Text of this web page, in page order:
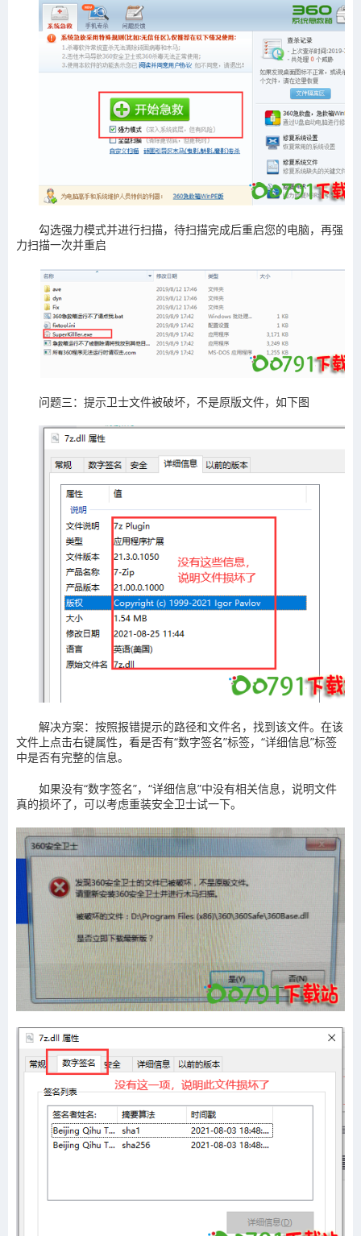
勾选强力模式并进行扫描，待扫描完成后重启您的电脑，再强
力扫描一次并重启
问题三：提示卫士文件被破坏，不是原版文件，如下图
解决方案：按照报错提示的路径和文件名，找到该文件。在该
文件上点击右键属性，看是否有“数字签名”标签，“详细信息”标签
中是否有完整的信息。
如果没有“数字签名”，“详细信息”中没有相关信息，说明文件
真的损坏了，可以考虑重装安全卫士试一下。